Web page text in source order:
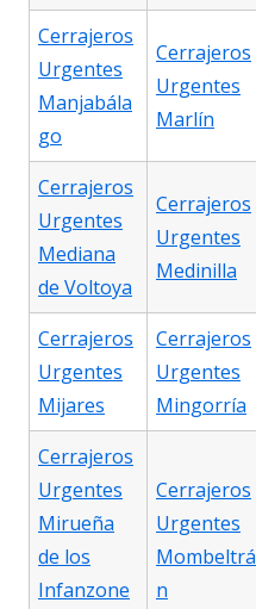
Cerrajeros
Urgentes
Manjabála
go
Cerrajeros
Urgentes
Marlín
Cerrajeros
Urgentes
Mediana
de Voltoya
Cerrajeros
Urgentes
Medinilla
Cerrajeros
Urgentes
Mijares
Cerrajeros
Urgentes
Mingorría
Cerrajeros
Urgentes
Mirueña
de los
Infanzone
Cerrajeros
Urgentes
Mombeltrá
n